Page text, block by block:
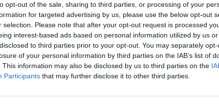
opt-out of the sale, sharing to third parties, or processing of your
for targeted advertising by us, please use the below opt-out
selection. Please note that after your opt-out request is processed
interest-based ads based on personal information utilized by us
to third parties prior to your opt-out. You may separately
of your personal information by third parties on the IAB’s list of
This information may also be disclosed by us to third parties on the
Participants that may further disclose it to other third parties.